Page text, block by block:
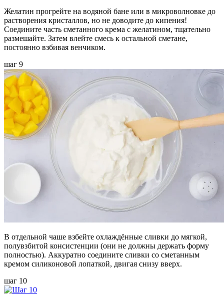
Желатин прогрейте на водяной бане или в микроволновке до
растворения кристаллов, но не доводите до кипения!
Соедините часть сметанного крема с желатином, тщательно
размешайте. Затем влейте смесь к остальной сметане,
постоянно взбивая венчиком.
шаг 9
В отдельной чаше взбейте охлаждённые сливки до мягкой,
полувзбитой консистенции (они не должны держать форму
полностью). Аккуратно соедините сливки со сметанным
кремом силиконовой лопаткой, двигая снизу вверх.
шаг 10